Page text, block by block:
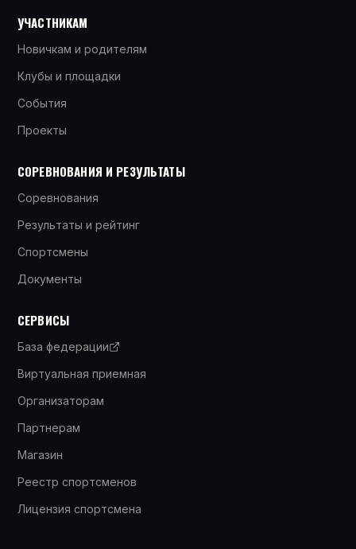
УЧАСТНИКАМ
Новичкам и родителям
Клубы и площадки
События
Проекты
СОРЕВНОВАНИЯ И РЕЗУЛЬТАТЫ
Соревнования
Результаты и рейтинг
Спортсмены
Документы
СЕРВИСЫ
База федерации
Виртуальная приемная
Организаторам
Партнерам
Магазин
Реестр спортсменов
Лицензия спортсмена